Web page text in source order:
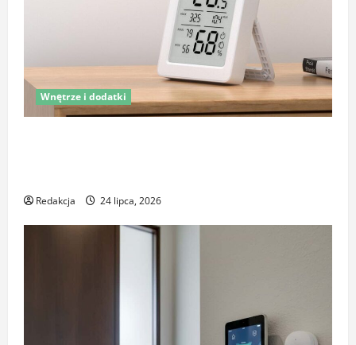
Wnętrze i dodatki
Redakcja 24 lipca, 2026